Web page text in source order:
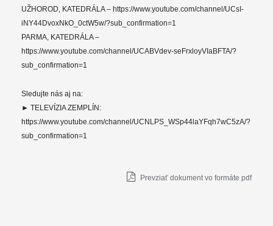
UŽHOROD, KATEDRÁLA – https://www.youtube.com/channel/UCsI-
iNY44DvoxNkO_0ctW5w/?sub_confirmation=1
PARMA, KATEDRÁLA –
https://www.youtube.com/channel/UCABVdev-seFrxloyVIaBFTA/?
sub_confirmation=1
Sledujte nás aj na:
► TELEVÍZIA ZEMPLÍN:
https://www.youtube.com/channel/UCNLPS_WSp44laYFqh7wC5zA/?
sub_confirmation=1
Prevziať dokument vo formáte pdf